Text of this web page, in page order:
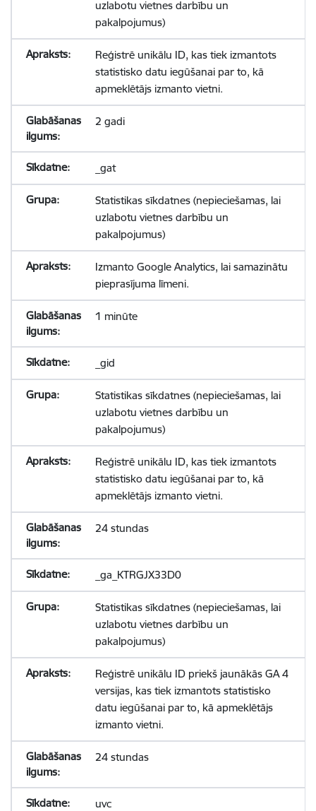
uzlabotu vietnes darbību un
pakalpojumus)
Reģistrē unikālu ID, kas tiek izmantots
statistisko datu iegūšanai par to, kā
apmeklētājs izmanto vietni.
2 gadi
_gat
Statistikas sīkdatnes (nepieciešamas, lai
uzlabotu vietnes darbību un
pakalpojumus)
Izmanto Google Analytics, lai samazinātu
pieprasījuma līmeni.
1 minūte
_gid
Statistikas sīkdatnes (nepieciešamas, lai
uzlabotu vietnes darbību un
pakalpojumus)
Reģistrē unikālu ID, kas tiek izmantots
statistisko datu iegūšanai par to, kā
apmeklētājs izmanto vietni.
24 stundas
_ga_KTRGJX33D0
Statistikas sīkdatnes (nepieciešamas, lai
uzlabotu vietnes darbību un
pakalpojumus)
Reģistrē unikālu ID priekš jaunākās GA 4
versijas, kas tiek izmantots statistisko
datu iegūšanai par to, kā apmeklētājs
izmanto vietni.
24 stundas
uvc